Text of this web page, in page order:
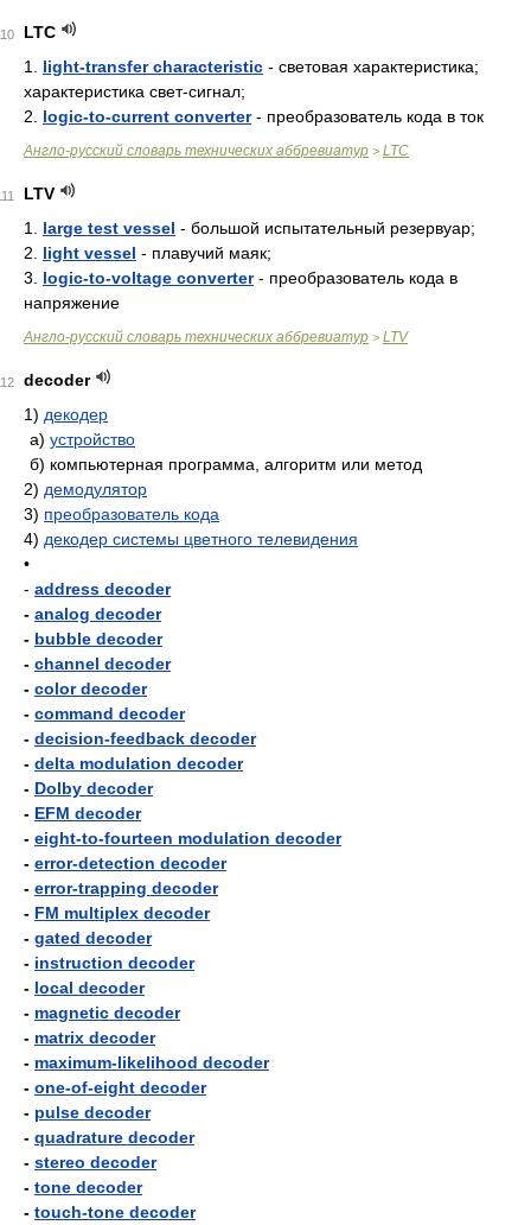
LTC
1. light-transfer characteristic - световая характеристика;
характеристика свет-сигнал;
2. logic-to-current converter- преобразователь кода в ток
Англо-русский словарь технических аббревиатур > LTC
LTV
1. large test vessel - большой испытательный резервуар;
2. light vessel - плавучий маяк;
3. logic-to-voltage converter- преобразователь кода в
напряжение
Англо-русский словарь технических аббревиатур > LTV
decoder
1) декодер
а) устройство
б) компьютерная программа, алгоритм или метод
2) демодулятор
3) преобразователь кода
4) декодер системы цветного телевидения
•
- address decoder
- analog decoder
- bubble decoder
- channel decoder
- color decoder
- command decoder
- decision-feedback decoder
- delta modulation decoder
- Dolby decoder
- EFM decoder
- eight-to-fourteen modulation decoder
- error-detection decoder
- error-trapping decoder
- FM multiplex decoder
- gated decoder
- instruction decoder
- local decoder
- magnetic decoder
- matrix decoder
- maximum-likelihood decoder
- one-of-eight decoder
- pulse decoder
- quadrature decoder
- stereo decoder
- tone decoder
- touch-tone decoder